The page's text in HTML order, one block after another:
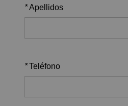
*Apellidos
*Teléfono